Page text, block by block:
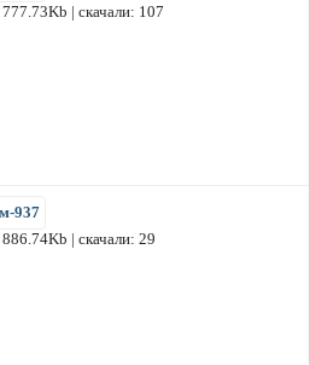
777.73Kb | скачали: 107
937
886.74Kb | скачали: 29